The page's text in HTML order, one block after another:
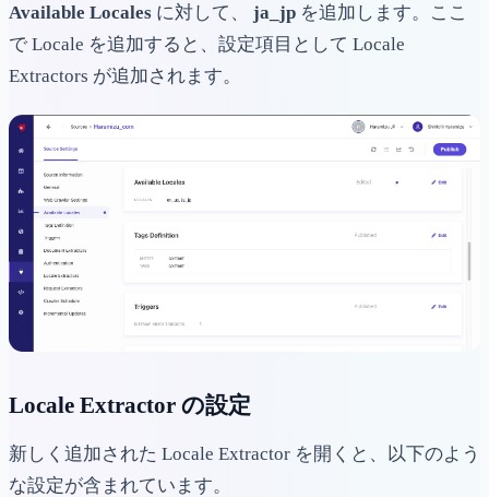
Available Locales に対して、 ja_jp を追加します。ここ
で Locale を追加すると、設定項目として Locale
Extractors が追加されます。
Locale Extractor の設定
新しく追加された Locale Extractor を開くと、以下のよう
な設定が含まれています。